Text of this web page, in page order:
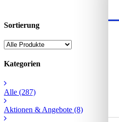
Sortierung
Kategorien
Alle (287)
Aktionen & Angebote (8)